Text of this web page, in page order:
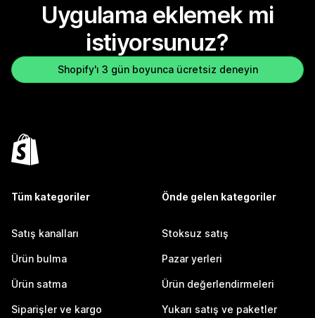
Uygulama eklemek mi
istiyorsunuz?
Shopify'ı 3 gün boyunca ücretsiz deneyin
Tüm kategoriler
Satış kanalları
Ürün bulma
Ürün satma
Siparişler ve kargo
Önde gelen kategoriler
Stoksuz satış
Pazar yerleri
Ürün değerlendirmeleri
Yukarı satış ve paketler